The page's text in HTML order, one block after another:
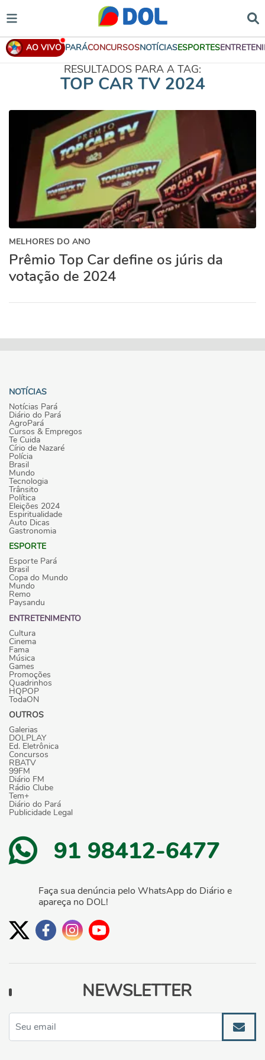
AO VIVO PARÁCONCURSOSNOTÍCIASESPORTES
RESULTADOS PARA A TAG:
TOP CAR TV 2024
MELHORES DO ANO
Prêmio Top Car define os júris da
votação de 2024
NOTÍCIAS
Notícias Pará
Diário do Pará
AgroPará
Cursos & Empregos
Te Cuida
Círio de Nazaré
Polícia
Brasil
Mundo
Tecnologia
Trânsito
Política
Eleições 2024
Espiritualidade
Auto Dicas
Gastronomia
ESPORTE
Esporte Pará
Brasil
Copa do Mundo
Mundo
Remo
Paysandu
ENTRETENIMENTO
Cultura
Cinema
Fama
Música
Games
Promoções
Quadrinhos
HQPOP
TodaON
OUTROS
Galerias
DOLPLAY
Ed. Eletrônica
Concursos
RBATV
99FM
Diário FM
Rádio Clube
Tem+
Diário do Pará
Publicidade Legal
91 98412-6477
Faça sua denúncia pelo WhatsApp do Diário e
apareça no DOL!
NEWSLETTER